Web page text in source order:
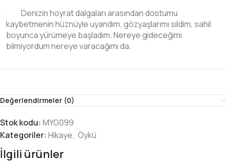
· Denizin hoyrat dalgaları arasından dostumu
kaybetmenin hüznüyle uyandım, gözyaşlarımı sildim, sahil
boyunca yürümeye başladım. Nereye gideceğimi
bilmiyordum nereye varacağımı da.
Değerlendirmeler (0)
Stok kodu: MYG099
Kategoriler: Hikaye, Öykü
İlgili ürünler